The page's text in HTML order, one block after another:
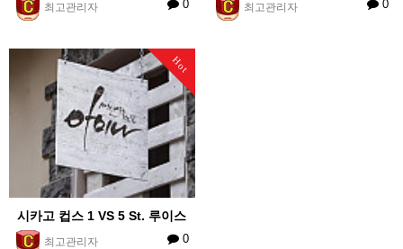
최고관리자 0 최고관리자 0
Hot
시카고 컵스 1 VS 5 St. 루이스
최고관리자 0